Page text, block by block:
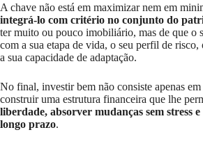
A chave não está em maximizar nem em
integrá-lo com critério no conjunto do
ter muito ou pouco imobiliário, mas de que o
com a sua etapa de vida, o seu perfil de
a sua capacidade de adaptação.
No final, investir bem não consiste apenas
construir uma estrutura financeira que lhe
liberdade, absorver mudanças sem stress
longo prazo.